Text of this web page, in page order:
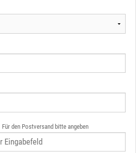
Für den Postversand bitte angeben